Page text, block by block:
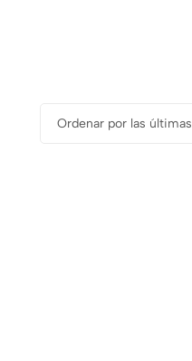
Ordenar por las últimas